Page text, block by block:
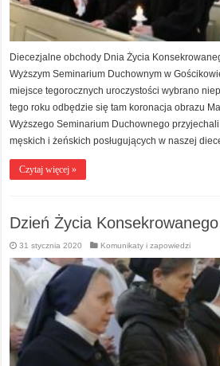
Diecezjalne obchody Dnia Życia
Wyższym Seminarium Duchownym w
miejsce tegorocznych uroczystości wybrano
tego roku odbędzie się tam koronacja obrazu
Wyższego Seminarium Duchownego
męskich i żeńskich posługujących w naszej
Czytaj więcej »
Dzień Życia
31 stycznia 2020 Komunikaty i zapowiedzi